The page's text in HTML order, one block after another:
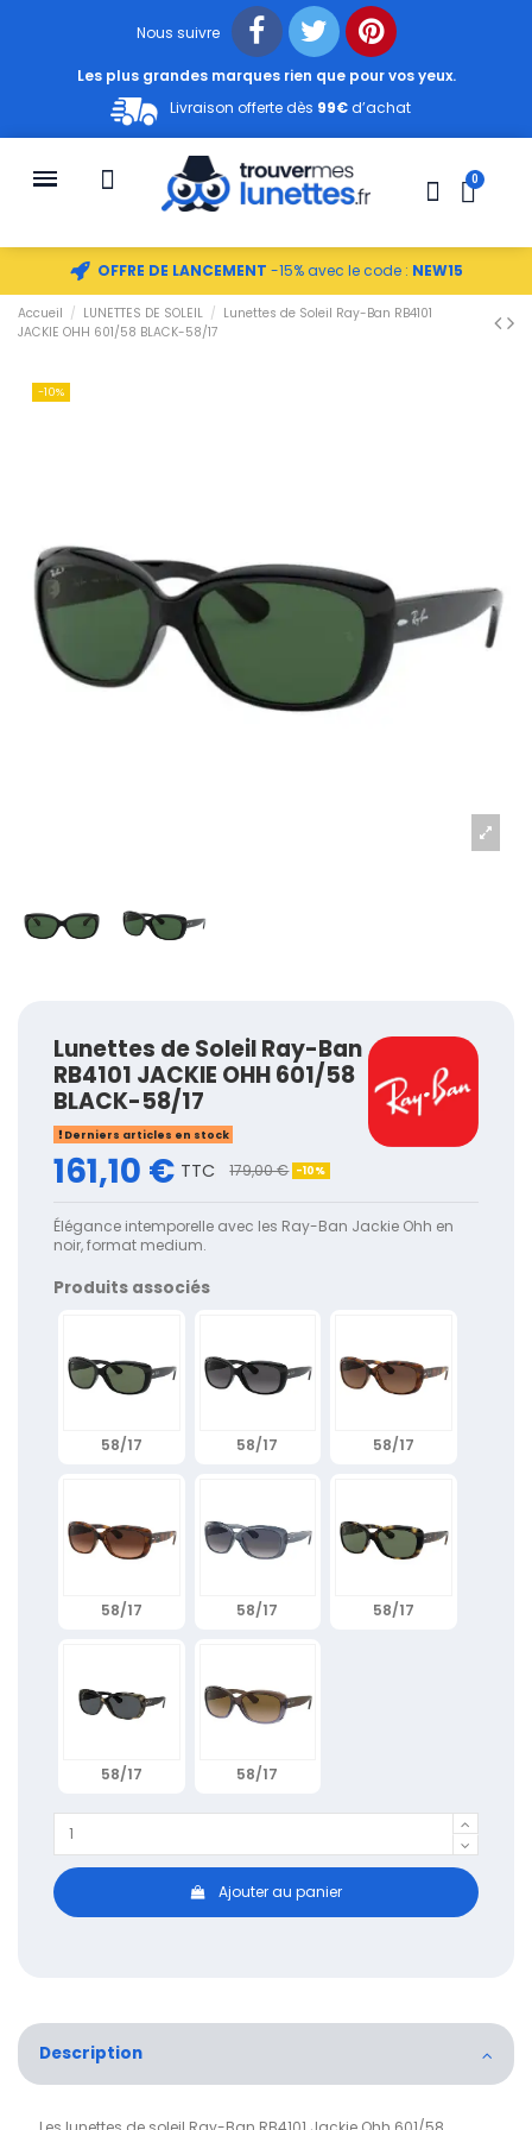
Nous suivre
Les plus grandes marques rien que pour vos yeux.
Livraison offerte dès 99€d’achat
OFFRE DE LANCEMENT -15% avec le code : NEW15
Accueil LUNETTES DE SOLEIL
Lunettes de Soleil Ray-Ban RB4101
JACKIE OHH 601/58 BLACK-58/17
-10%
Lunettes de Soleil Ray-Ban
RB4101 JACKIE OHH 601/58
BLACK-58/17
Derniers articles en stock
161,10 € TTC 179,00 € -10%
Élégance intemporelle avec les Ray-Ban Jackie Ohh en
noir, format medium.
Produits associés
58/17 58/17 58/17
58/17 58/17 58/17
58/17 58/17
Ajouter au panier
Description